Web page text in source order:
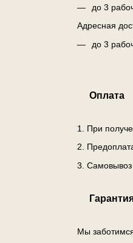
до 3
Адресная
до 3
Оплата
1. При
2.
3. Самовывоз
Мы